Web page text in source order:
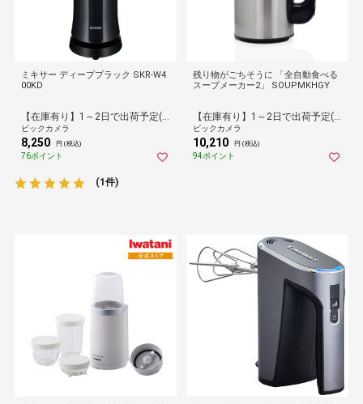
ミキサー ディープブラック SKR-W4
00KD
ビックカメラ
8,250 円 (税込)
76ポイント
(1件)
残り物がごちそうに 「全自動食べる
スープメーカー2」 SOUPMKHGY
ビックカメラ
10,210 円 (税込)
94ポイント